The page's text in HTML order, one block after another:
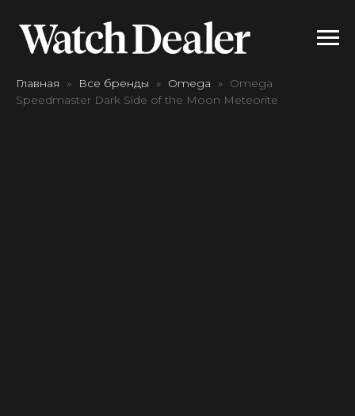
Главная Все бренды Omega
Omega
Speedmaster Dark Side of the Moon Meteorite